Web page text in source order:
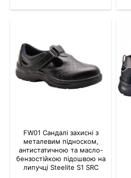
FW01 Сандалі захисні з
металевим підноском,
антистатичною та масло-
бензостійкою підошвою на
липучці Steelite S1 SRC